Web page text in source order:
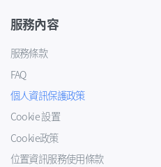
服務內容
服務條款
FAQ
個人資訊保護政策
Cookie 設置
Cookie政策
位置資訊服務使用條款